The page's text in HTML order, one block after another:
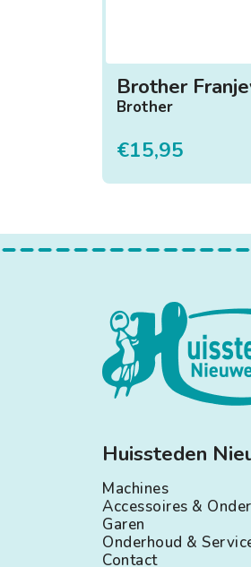
Brother
Brother
€15,95
Huissteden
Machines
Accessoires &
Garen
Onderhoud &
Contact